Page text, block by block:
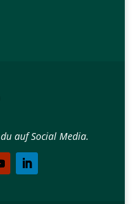
auf Social Media.